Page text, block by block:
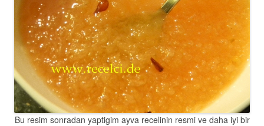
Bu resim sonradan yaptigim ayva recelinin resmi ve daha iyi bir